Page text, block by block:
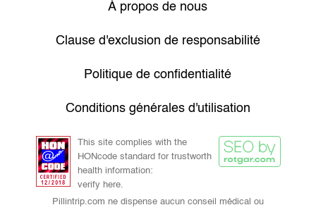
À propos de nous
Clause d'exclusion de responsabilité
Politique de confidentialité
Conditions générales d'utilisation
This site complies with the
HONcode standard for trustworth
health information:
verify here.
Pillintrip.com ne dispense aucun conseil médical ou